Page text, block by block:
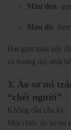
Màu đen:
Màu đỏ:
Hai gam màu này
và hoang dại nhất
3. Áo sơ mi
“chết người”
Không cần cầu kỳ.
Một chiếc áo sơ mi